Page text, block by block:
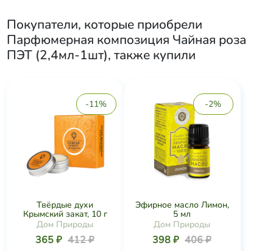
Покупатели, которые приобрели
Парфюмерная композиция Чайная роза
ПЭТ (2,4мл-1шт), также купили
-11%
Твёрдые духи
Крымский закат, 10 г
Дом Природы
365 ₽ 412 ₽
-2%
Эфирное масло Лимон,
5 мл
Дом Природы
398 ₽ 406 ₽